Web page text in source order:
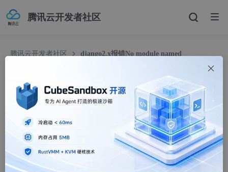
腾讯云开发者社区
腾讯云开发者社区
django2.x报错No module named
django2.x报错No module named 'django.core.u
rlresolvers'
呆萌的代Ma
44549人浏览 · 2018-01-05 10:03:20
解决方法就是: